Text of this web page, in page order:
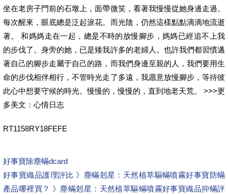
坐在老房子門前的石墩上，面帶微笑，看著我慢慢從她身邊走過。
每次醒來，眼底總是泛起淚花。而光陰，仍然這樣點點滴滴地流逝
著。 和媽媽走在一起，總是不時的放慢腳步，媽媽已經追不上我
的步伐了。身旁的她，已是矮我許多的老婦人。也許我們都習慣邁
著自己的腳步走屬于自己的路，而我們身邊至親的人，我們要用生
命的步伐相伴相行，不管時光走了多遠，我愿意放慢腳步，等待彼
此心中想要守候的時光。慢慢的，慢慢的，直到地老天荒。 >>>更
多美文：心情日志
RT1158RY18FEFE
好事寶除塵蟎dcard
好事寶織品護理評比 》塵蟎剋星：天然植萃驅蟎噴霧好事寶防蟎
產品哪裡買？ 》塵蟎剋星：天然植萃驅蟎噴霧好事寶織品抑蟎評